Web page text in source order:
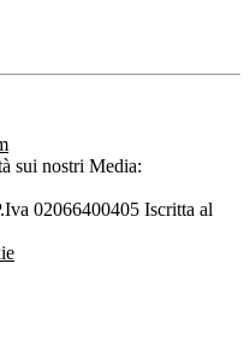
sui nostri Media:
02066400405 Iscritta al